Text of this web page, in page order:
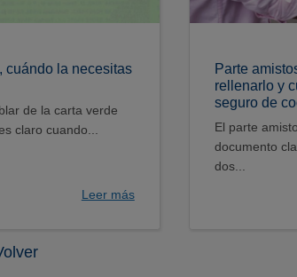
cuándo la necesitas
de la carta verde
claro cuando...
Leer más
Parte
rellenarlo y
seguro de
El parte
documento
dos...